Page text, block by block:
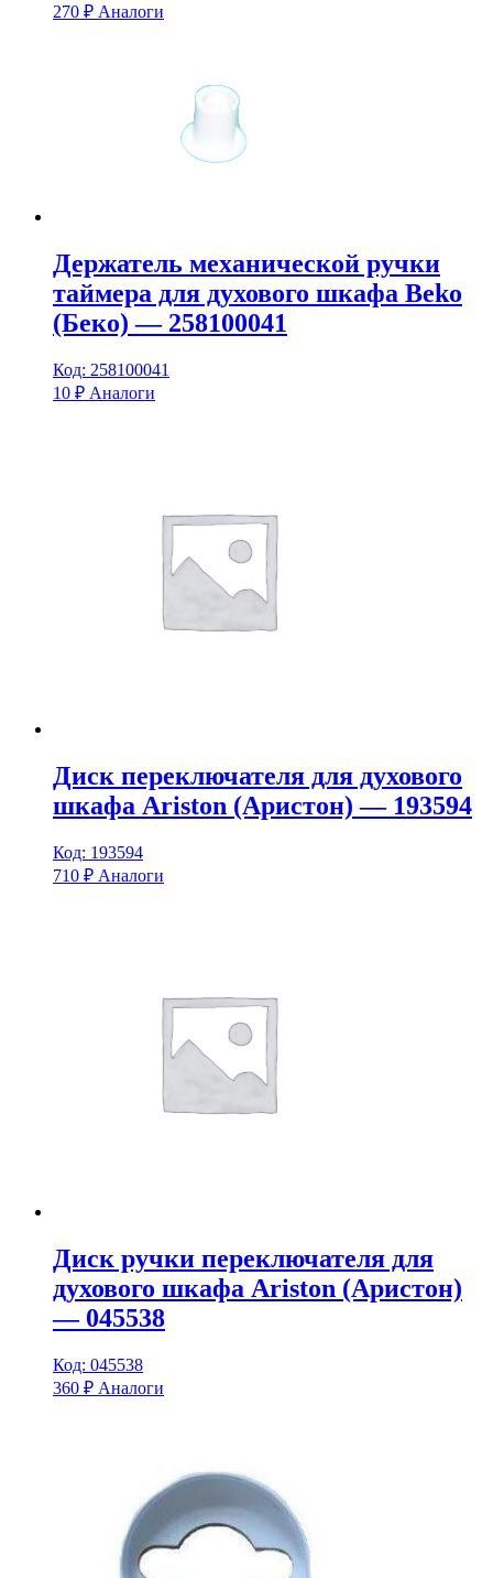
270 ₽ Аналоги
Держатель механической ручки
таймера для духового шкафа Beko
(Беко) — 258100041
Код: 258100041
10 ₽ Аналоги
Диск переключателя для духового
шкафа Ariston (Аристон) — 193594
Код: 193594
710 ₽ Аналоги
Диск ручки переключателя для
духового шкафа Ariston (Аристон)
— 045538
Код: 045538
360 ₽ Аналоги